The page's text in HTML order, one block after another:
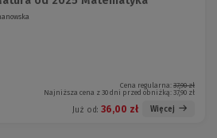
Cena regularna: 37,90 zł
Najniższa cena z 30 dni przed obniżką: 37,90 zł
Już od: 36,00 zł Więcej